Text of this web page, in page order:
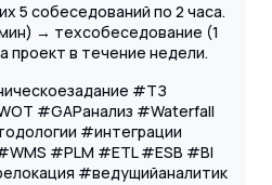
5 собеседований по 2 часа.
→ техсобеседование (1
в течение недели.
#ТЗ
#GAPанализ #Waterfall
#интеграции
#PLM #ETL #ESB #BI
#ведущийаналитик